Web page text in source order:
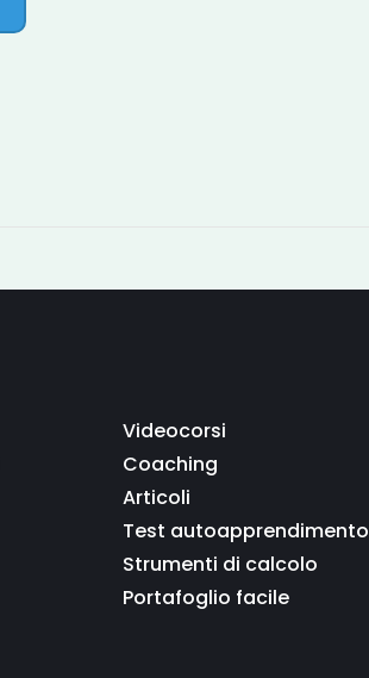
Videocorsi
Coaching
Articoli
Test autoapprendimento
Strumenti di calcolo
Portafoglio facile